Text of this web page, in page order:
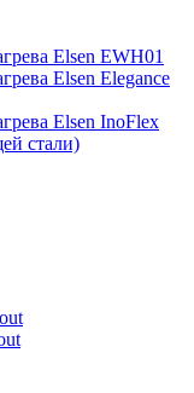
Elsen EWH01
Elsen Elegance
Elsen InoFlex
стали)